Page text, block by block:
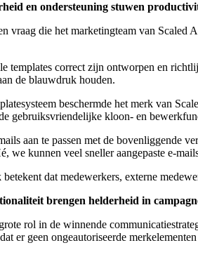
en ondersteuning stuwen
vraag die het marketingteam van Scaled
templates correct zijn ontworpen en
de blauwdruk houden.
beschermde het merk van
gebruiksvriendelijke kloon- en
aan te passen met de bovenliggende
we kunnen veel sneller aangepaste e-
dat medewerkers, externe
brengen helderheid in
rol in de winnende
er geen ongeautoriseerde